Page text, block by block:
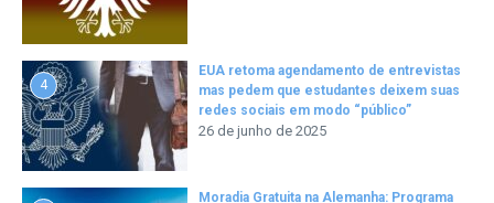
4
EUA retoma agendamento de entrevistas
mas pedem que estudantes deixem suas
redes sociais em modo “público”
26 de junho de 2025
Moradia Gratuita na Alemanha: Programa